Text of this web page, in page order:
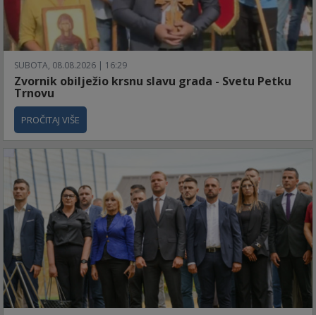
SUBOTA, 08.08.2026 | 16:29
Zvornik obilježio krsnu slavu grada - Svetu Petku
Trnovu
PROČITAJ VIŠE